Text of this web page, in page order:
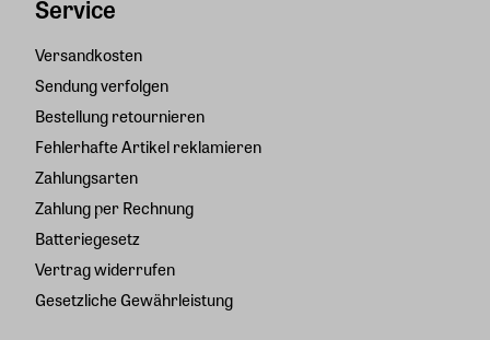
Service
Versandkosten
Sendung verfolgen
Bestellung retournieren
Fehlerhafte Artikel reklamieren
Zahlungsarten
Zahlung per Rechnung
Batteriegesetz
Vertrag widerrufen
Gesetzliche Gewährleistung